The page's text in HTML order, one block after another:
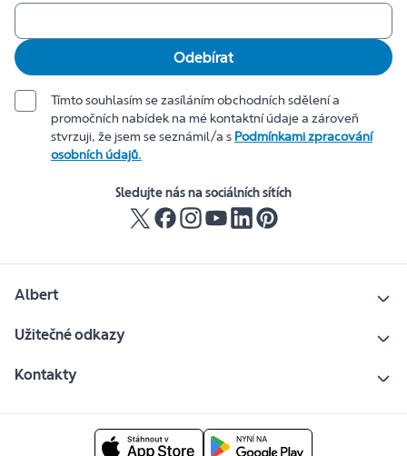
Odebírat
Tímto souhlasím se zasíláním obchodních sdělení a
promočních nabídek na mé kontaktní údaje a zároveň
stvrzuji, že jsem se seznámil/a s Podmínkami zpracování
osobních údajů.
Sledujte nás na sociálních sítích
Albert
Užitečné odkazy
Kontakty